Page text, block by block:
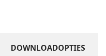
DOWNLOADOPTIES